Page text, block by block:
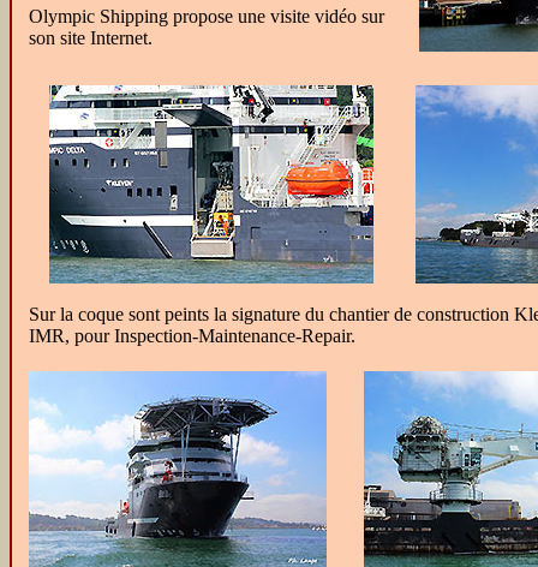
Olympic Shipping propose une visite vidéo sur
son site Internet.
Sur la coque sont peints la signature du chantier de construction
IMR, pour Inspection-Maintenance-Repair.